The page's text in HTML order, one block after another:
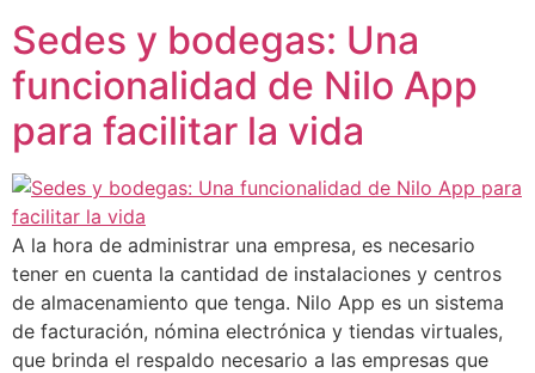
Sedes y bodegas: Una
funcionalidad de Nilo App
para facilitar la vida
A la hora de administrar una empresa, es necesario
tener en cuenta la cantidad de instalaciones y centros
de almacenamiento que tenga. Nilo App es un sistema
de facturación, nómina electrónica y tiendas virtuales,
que brinda el respaldo necesario a las empresas que